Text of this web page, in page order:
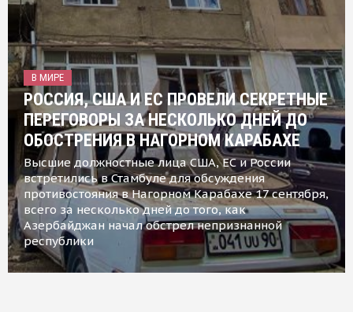
В МИРЕ
РОССИЯ, США И ЕС ПРОВЕЛИ СЕКРЕТНЫЕ
ПЕРЕГОВОРЫ ЗА НЕСКОЛЬКО ДНЕЙ ДО
ОБОСТРЕНИЯ В НАГОРНОМ КАРАБАХЕ
Высшие должностные лица США, ЕС и России
встретились в Стамбуле для обсуждения
противостояния в Нагорном Карабахе 17 сентября,
всего за несколько дней до того, как
Азербайджан начал обстрел непризнанной
республики